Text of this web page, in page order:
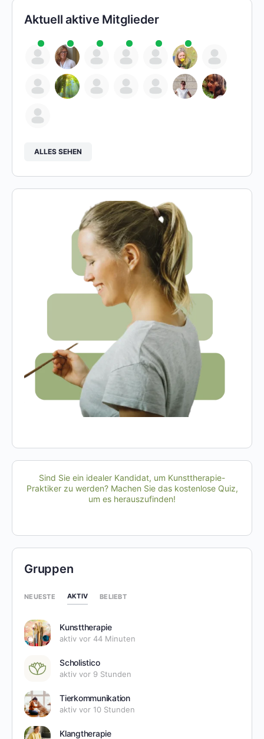
Aktuell aktive Mitglieder
ALLES SEHEN
Sind Sie ein idealer Kandidat, um Kunsttherapie-
Praktiker zu werden? Machen Sie das kostenlose Quiz,
um es herauszufinden!
Gruppen
NEUESTE AKTIV BELIEBT
Kunsttherapie
aktiv vor 44 Minuten
Scholistico
aktiv vor 9 Stunden
Tierkommunikation
aktiv vor 10 Stunden
Klangtherapie